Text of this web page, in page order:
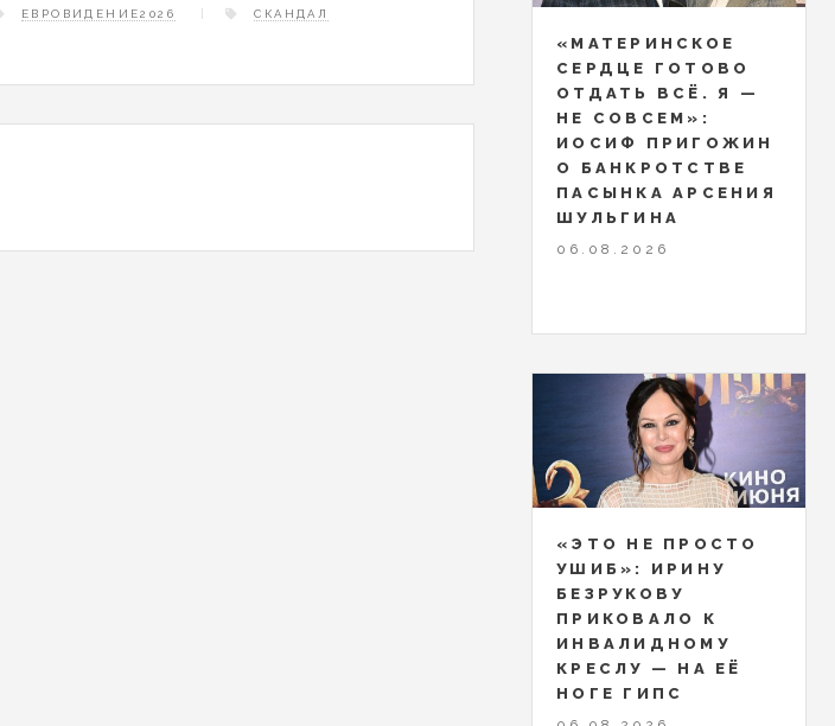
ЕВРОВИДЕНИЕ2026 СКАНДАЛ
«МАТЕРИНСКОЕ
СЕРДЦЕ ГОТОВО
ОТДАТЬ ВСЁ. Я —
НЕ СОВСЕМ»:
ИОСИФ ПРИГОЖИН
О БАНКРОТСТВЕ
ПАСЫНКА АРСЕНИЯ
ШУЛЬГИНА
06.08.2026
«ЭТО НЕ ПРОСТО
УШИБ»: ИРИНУ
БЕЗРУКОВУ
ПРИКОВАЛО К
ИНВАЛИДНОМУ
КРЕСЛУ — НА ЕЁ
НОГЕ ГИПС